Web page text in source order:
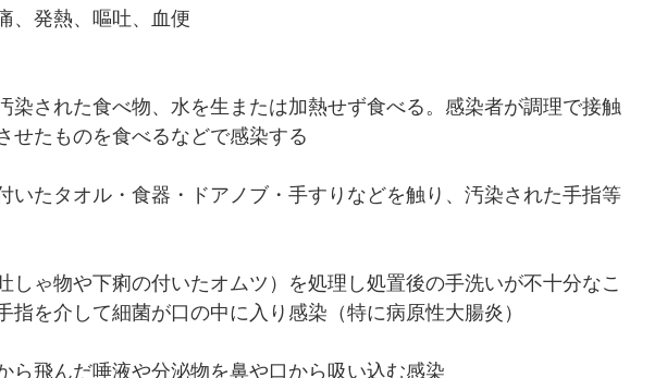
、発熱、嘔吐、血便
された食べ物、水を生または加熱せず食べる。感染者が調理で接触
せたものを食べるなどで感染する
たタオル・食器・ドアノブ・手すりなどを触り、汚染された手指等
ゃ物や下痢の付いたオムツ）を処理し処置後の手洗いが不十分なこ
指を介して細菌が口の中に入り感染（特に病原性大腸炎）
飛んだ唾液や分泌物を鼻や口から吸い込む感染